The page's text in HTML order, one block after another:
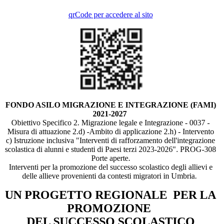
qrCode per accedere al sito
FONDO ASILO MIGRAZIONE E INTEGRAZIONE (FAMI)
2021-2027
Obiettivo Specifico 2. Migrazione legale e Integrazione - 0037 -
Misura di attuazione 2.d) -Ambito di applicazione 2.h) - Intervento
c) Istruzione inclusiva "Interventi di rafforzamento dell'integrazione
scolastica di alunni e studenti di Paesi terzi 2023-2026". PROG-308
Porte aperte.
Interventi per la promozione del successo scolastico degli allievi e
delle allieve provenienti da contesti migratori in Umbria.
UN PROGETTO REGIONALE PER LA
PROMOZIONE